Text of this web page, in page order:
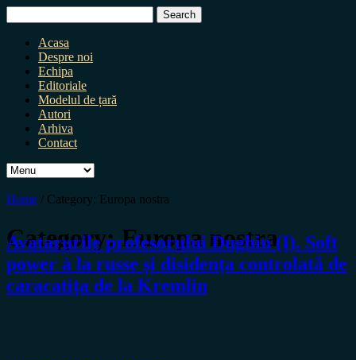
for:
Acasa
Despre noi
Echipa
Editoriale
Modelul de țară
Autori
Arhiva
Contact
Home / Category: Europa nostra
Category:Europa nostra
Avatarurile profesorului Dughin (I). Soft
power à la russe și disidența controlată de
caracatița de la Kremlin